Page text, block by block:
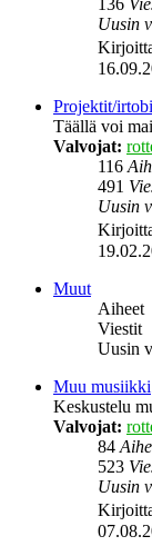
136
Uusin
Projektit/
Täällä voi
Valvojat:
116
491
Uusin
Muut
Aiheet
Viestit
Uusin
Muu musiikki
Keskustelu
Valvojat:
84
523
Uusin